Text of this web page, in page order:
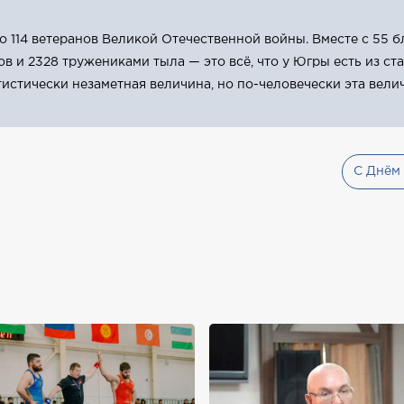
114 ветеранов Великой Отечественной войны. Вместе с 55
и 2328 тружениками тыла — это всё, что у Югры есть из
незаметная величина, но по-человечески эта
С Днём